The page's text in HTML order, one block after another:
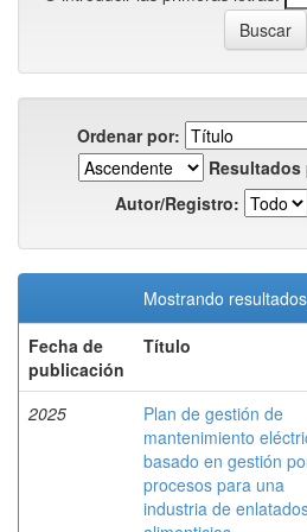
Ordenar por:
Autor/Registro:
Mostrando
Fecha de
publicación
Título
2025
Plan de gestión de
mantenimiento
basado en gestión
procesos para una
industria de